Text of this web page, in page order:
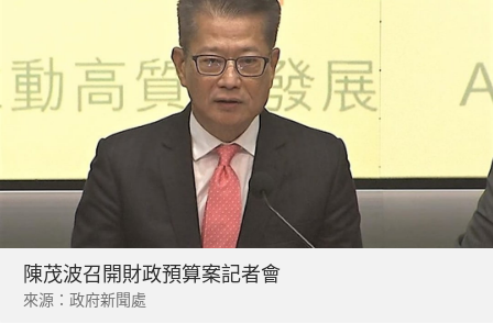
陳茂波召開財政預算案記者會
來源：政府新聞處